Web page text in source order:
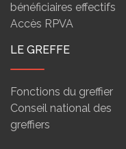
bénéficiaires effectifs
Accès RPVA
LE GREFFE
Fonctions du greffier
Conseil national des
greffiers